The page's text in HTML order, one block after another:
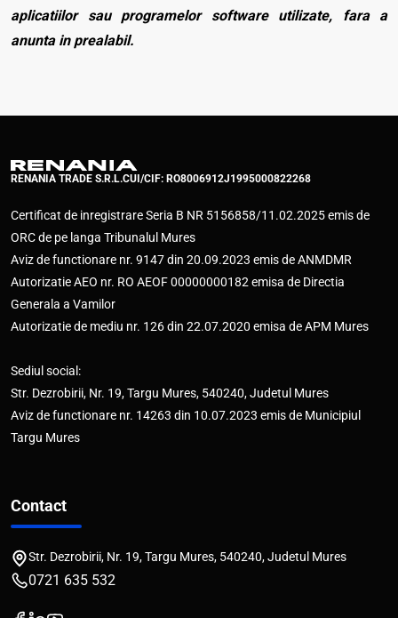
aplicatiilor sau programelor software utilizate, fara a
anunta in prealabil.
RENANIA TRADE S.R.L.CUI/CIF: RO8006912J1995000822268
Certificat de inregistrare Seria B NR 5156858/11.02.2025 emis de
ORC de pe langa Tribunalul Mures
Aviz de functionare nr. 9147 din 20.09.2023 emis de ANMDMR
Autorizatie AEO nr. RO AEOF 00000000182 emisa de Directia
Generala a Vamilor
Autorizatie de mediu nr. 126 din 22.07.2020 emisa de APM Mures
Sediul social:
Str. Dezrobirii, Nr. 19, Targu Mures, 540240, Judetul Mures
Aviz de functionare nr. 14263 din 10.07.2023 emis de Municipiul
Targu Mures
Contact
Str. Dezrobirii, Nr. 19, Targu Mures, 540240, Judetul Mures
0721 635 532